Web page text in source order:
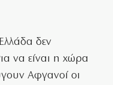
δεν
να είναι η χώρα
Αφγανοί οι